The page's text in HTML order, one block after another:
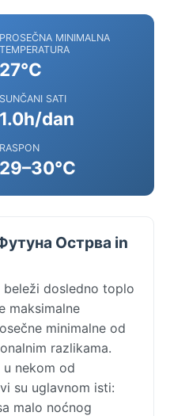
PROSEČNA MINIMALNA
TEMPERATURA
27°C
SUNČANI SATI
1.0h/dan
RASPON
29–30°C
Острва in
dosledno toplo
maksimalne
minimalne od
razlikama.
nekom od
su uglavnom isti:
malo noćnog